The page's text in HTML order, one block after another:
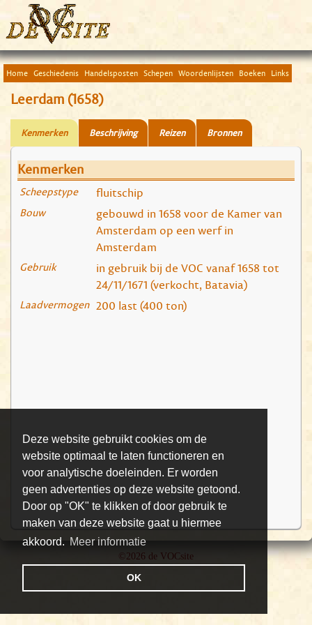
Deze website gebruikt cookies om de
website optimaal te laten functioneren en
voor analytische doeleinden. Er worden
geen advertenties op deze website getoond.
Door op "OK" te klikken of door gebruik te
maken van deze website gaat u hiermee
akkoord. Meer informatie
OK
Home Geschiedenis Handelsposten Schepen Woordenlijsten Boeken Links
Leerdam (1658)
Kenmerken Beschrijving Reizen Bronnen
Kenmerken
Scheepstype fluitschip
Bouw
gebouwd in 1658 voor de Kamer van
Amsterdam op een werf in
Amsterdam
Gebruik
in gebruik bij de VOC vanaf 1658 tot
24/11/1671 (verkocht, Batavia)
Laadvermogen 200 last (400 ton)
©2026 de VOCsite